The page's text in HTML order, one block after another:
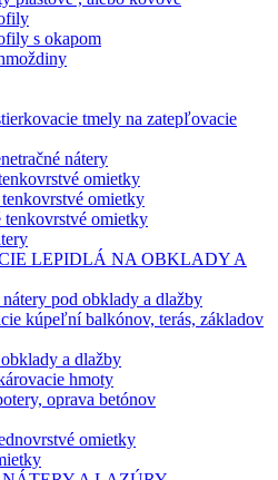
s okapom
tmely na zatepľovacie
nátery
omietky
omietky
omietky
LEPIDLÁ NA OBKLADY A
nátery pod obklady a dlažby
kúpeľní balkónov, terás, základov
a dlažby
hmoty
oprava betónov
omietky